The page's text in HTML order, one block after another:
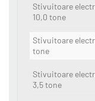
Stivuitoare
10,0 tone
Stivuitoare
tone
Stivuitoare
3,5 tone